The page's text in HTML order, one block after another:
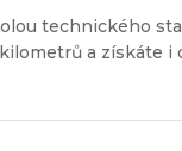
technického
a získáte